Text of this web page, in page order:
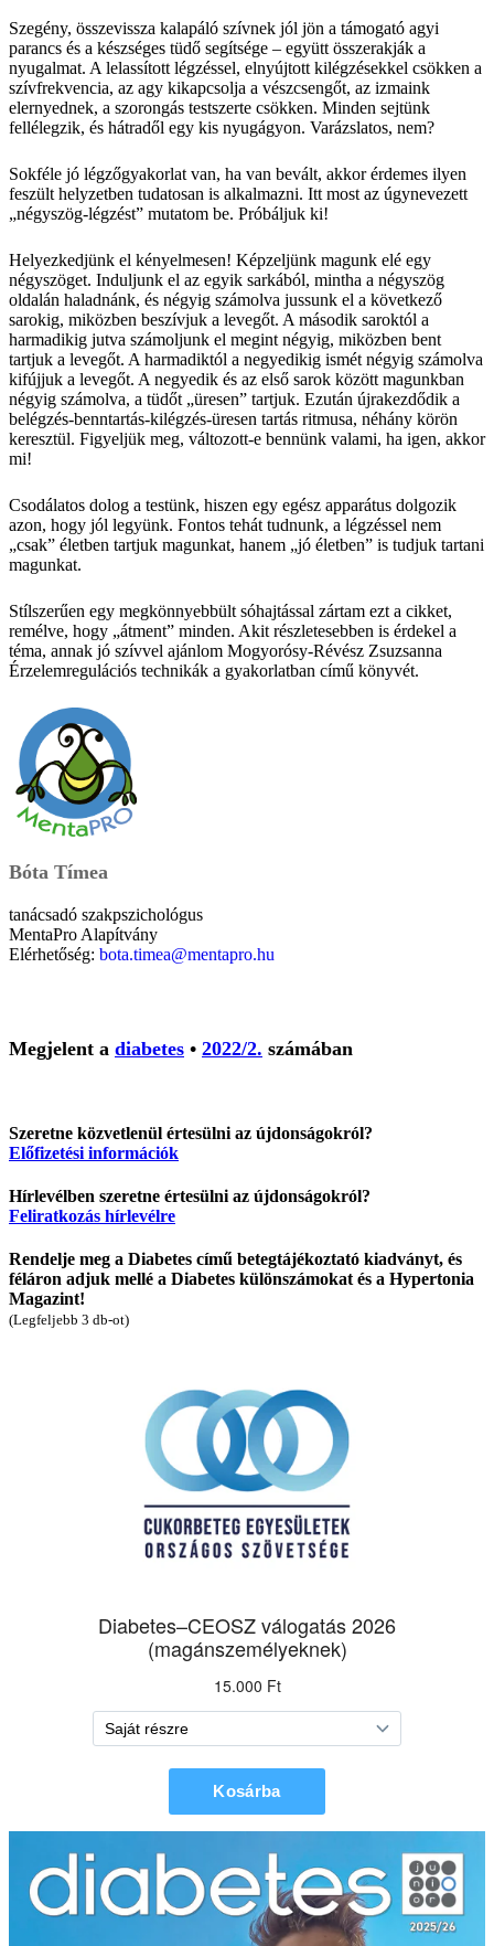
Szegény, összevissza kalapáló szívnek jól jön a támogató agyi
parancs és a készséges tüdő segítsége – együtt összerakják a
nyugalmat. A lelassított légzéssel, elnyújtott kilégzésekkel csökken a
szívfrekvencia, az agy kikapcsolja a vészcsengőt, az izmaink
elernyednek, a szorongás testszerte csökken. Minden sejtünk
fellélegzik, és hátradől egy kis nyugágyon. Varázslatos, nem?
Sokféle jó légzőgyakorlat van, ha van bevált, akkor érdemes ilyen
feszült helyzetben tudatosan is alkalmazni. Itt most az úgynevezett
„négyszög-légzést” mutatom be. Próbáljuk ki!
Helyezkedjünk el kényelmesen! Képzeljünk magunk elé egy
négyszöget. Induljunk el az egyik sarkából, mintha a négyszög
oldalán haladnánk, és négyig számolva jussunk el a következő
sarokig, miközben beszívjuk a levegőt. A második saroktól a
harmadikig jutva számoljunk el megint négyig, miközben bent
tartjuk a levegőt. A harmadiktól a negyedikig ismét négyig számolva
kifújjuk a levegőt. A negyedik és az első sarok között magunkban
négyig számolva, a tüdőt „üresen” tartjuk. Ezután újrakezdődik a
belégzés-benntartás-kilégzés-üresen tartás ritmusa, néhány körön
keresztül. Figyeljük meg, változott-e bennünk valami, ha igen, akkor
mi!
Csodálatos dolog a testünk, hiszen egy egész apparátus dolgozik
azon, hogy jól legyünk. Fontos tehát tudnunk, a légzéssel nem
„csak” életben tartjuk magunkat, hanem „jó életben” is tudjuk tartani
magunkat.
Stílszerűen egy megkönnyebbült sóhajtással zártam ezt a cikket,
remélve, hogy „átment” minden. Akit részletesebben is érdekel a
téma, annak jó szívvel ajánlom Mogyorósy-Révész Zsuzsanna
Érzelemregulációs technikák a gyakorlatban című könyvét.
Bóta Tímea
tanácsadó szakpszichológus
MentaPro Alapítvány
Elérhetőség: bota.timea@mentapro.hu
Megjelent a diabetes • 2022/2. számában
Szeretne közvetlenül értesülni az újdonságokról?
Előfizetési információk
Hírlevélben szeretne értesülni az újdonságokról?
Feliratkozás hírlevélre
Rendelje meg a Diabetes című betegtájékoztató kiadványt, és
féláron adjuk mellé a Diabetes különszámokat és a Hypertonia
Magazint!
(Legfeljebb 3 db-ot)